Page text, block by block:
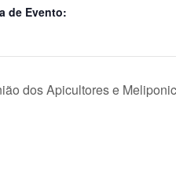
de Evento:
dos Apicultores e